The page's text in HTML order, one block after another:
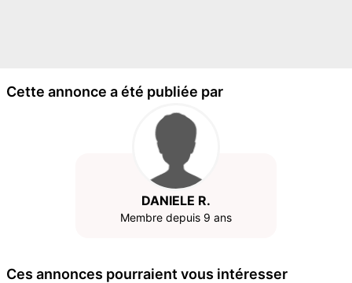
Cette annonce a été publiée par
DANIELE R.
Membre depuis 9 ans
Ces annonces pourraient vous intéresser